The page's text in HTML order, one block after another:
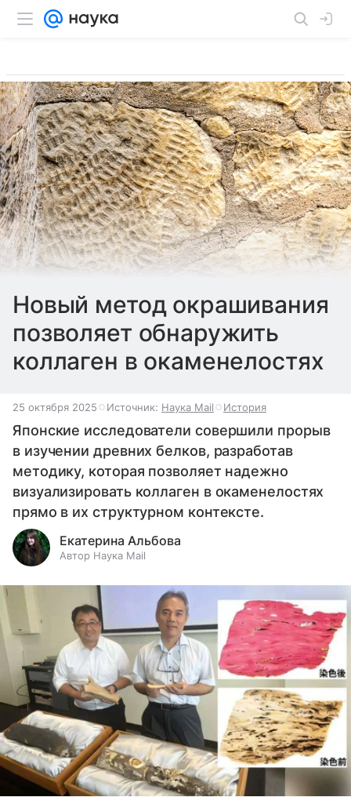
Новый метод окрашивания
позволяет обнаружить
коллаген в окаменелостях
25 октября 2025 Источник: Наука Mail История
Японские исследователи совершили прорыв
в изучении древних белков, разработав
методику, которая позволяет надежно
визуализировать коллаген в окаменелостях
прямо в их структурном контексте.
Екатерина Альбова
Автор Наука Mail